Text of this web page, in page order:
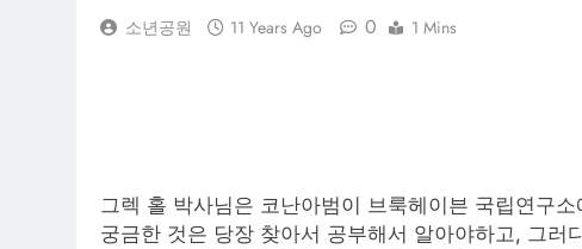
소년공원 11 Years Ago 0 1 Mins
그렉 홀 박사님은 코난아범이 브룩헤이븐 국립연구
궁금한 것은 당장 찾아서 공부해서 알아야하고, 그